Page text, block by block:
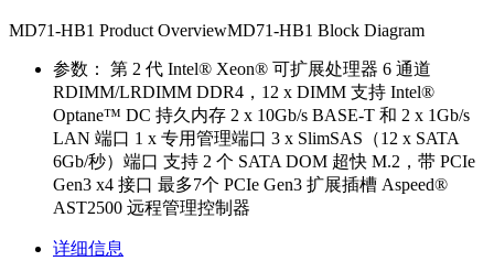
MD71-HB1 Product OverviewMD71-HB1 Block Diagram
参数：
第 2 代 Intel® Xeon® 可扩展处理器 6 通道
RDIMM/LRDIMM DDR4，12 x DIMM 支持 Intel®
Optane™ DC 持久内存 2 x 10Gb/s BASE-T 和 2 x 1Gb/s
LAN 端口 1 x 专用管理端口 3 x SlimSAS（12 x SATA
6Gb/秒）端口 支持 2 个 SATA DOM 超快 M.2，带 PCIe
Gen3 x4 接口 最多7个 PCIe Gen3 扩展插槽 Aspeed®
AST2500 远程管理控制器
详细信息